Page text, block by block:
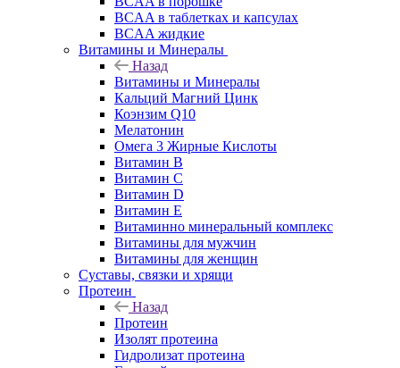
BCAA в таблетках и капсулах
BCAA жидкие
Витамины и Минералы
Назад
Витамины и Минералы
Кальций Магний Цинк
Коэнзим Q10
Мелатонин
Омега 3 Жирные Кислоты
Витамин B
Витамин C
Витамин D
Витамин E
Витаминно минеральный комплекс
Витамины для мужчин
Витамины для женщин
Суставы, связки и хрящи
Протеин
Назад
Протеин
Изолят протеина
Гидролизат протеина